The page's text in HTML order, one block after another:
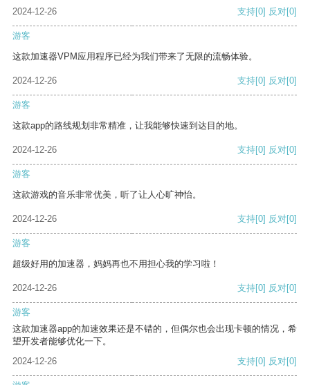
2024-12-26
支持[0] 反对[0]
游客
这款加速器VPM应用程序已经为我们带来了无限的流畅体验。
2024-12-26 支持[0] 反对[0]
游客
这款app的路线规划非常精准，让我能够快速到达目的地。
2024-12-26 支持[0] 反对[0]
游客
这款游戏的音乐非常优美，听了让人心旷神怡。
2024-12-26 支持[0] 反对[0]
游客
超级好用的加速器，妈妈再也不用担心我的学习啦！
2024-12-26 支持[0] 反对[0]
游客
这款加速器app的加速效果还是不错的，但偶尔也会出现卡顿的情况，希
望开发者能够优化一下。
2024-12-26
支持[0] 反对[0]